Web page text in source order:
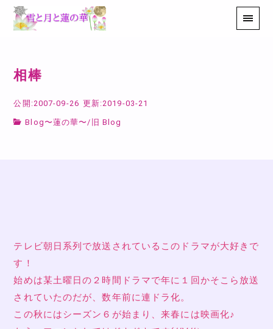
相棒
公開:2007-09-26 更新:2019-03-21
Blog〜蓮の華〜 / 旧 Blog
テレビ朝日系列で放送されているこのドラマが大好きで
す！
始めは某土曜日の２時間ドラマで年に１回かそこら放送
されていたのだが、数年前に連ドラ化。
この秋にはシーズン６が始まり、来春には映画化♪